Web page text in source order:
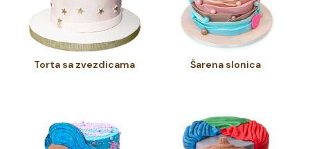
Torta sa zvezdicama Šarena slonica